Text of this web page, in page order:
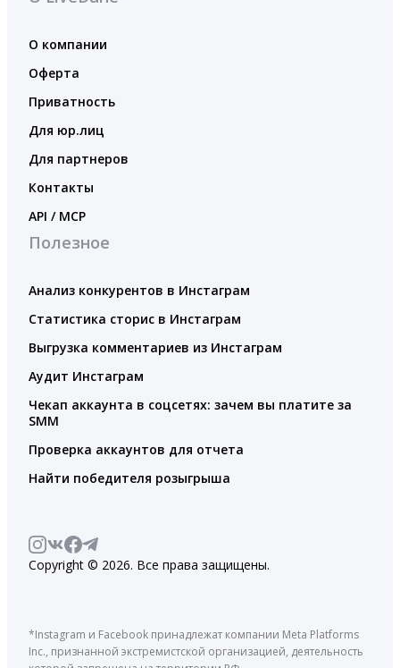
О компании
Оферта
Приватность
Для юр.лиц
Для партнеров
Контакты
API / MCP
Полезное
Анализ конкурентов в Инстаграм
Статистика сторис в Инстаграм
Выгрузка комментариев из Инстаграм
Аудит Инстаграм
Чекап аккаунта в соцсетях: зачем вы платите за
SMM
Проверка аккаунтов для отчета
Найти победителя розыгрыша
Copyright © 2026. Все права защищены.
*Instagram и Facebook принадлежат компании Meta Platforms
Inc., признанной экстремистской организацией, деятельность